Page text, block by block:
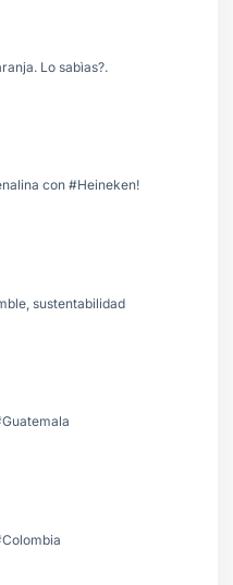
Lo sabìas?.
con #Heineken!
sustentabilidad